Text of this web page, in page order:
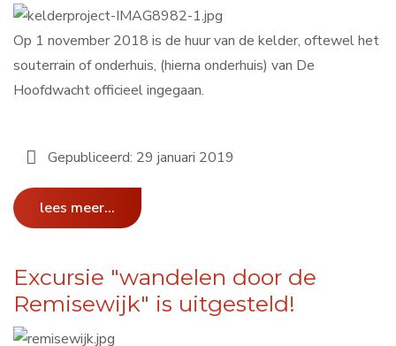
Op 1 november 2018 is de huur van de kelder, oftewel het
souterrain of onderhuis, (hierna onderhuis) van De
Hoofdwacht officieel ingegaan.
Gepubliceerd: 29 januari 2019
lees meer...
Excursie "wandelen door de
Remisewijk" is uitgesteld!